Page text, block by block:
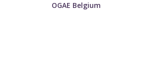
OGAE Belgium